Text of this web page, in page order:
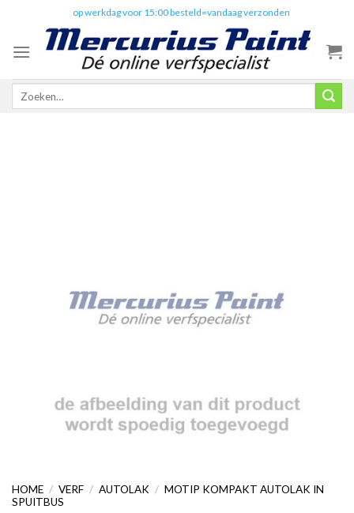
content
op werkdag voor 15:00 besteld=vandaag verzonden
Zoeken
HOME / VERF / AUTOLAK / MOTIP KOMPAKT AUTOLAK IN
SPUITBUS